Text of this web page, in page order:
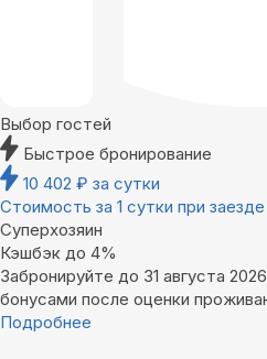
Выбор гостей
Быстрое бронирование
10 402 ₽ за сутки
Стоимость за 1 сутки при
Суперхозяин
Кэшбэк до 4%
Забронируйте до 31 августа
бонусами после оценки
Подробнее